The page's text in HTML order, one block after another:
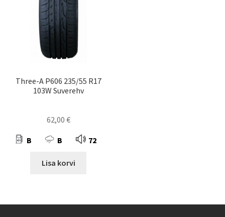
Three-A P606 235/55 R17
103W Suverehv
62,00 €
B B 72
Lisa korvi